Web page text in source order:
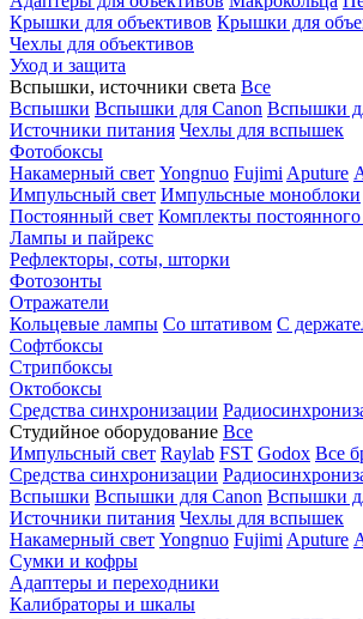
Крышки для объективов Крышки для
Чехлы для объективов
Уход и защита
Вспышки, источники света Все
Вспышки Вспышки для Canon Вспышки
Источники питания Чехлы для вспышек
Фотобоксы
Накамерный свет Yongnuo Fujimi Aputure
Импульсный свет Импульсные моноблоки
Постоянный свет Комплекты постоянного
Лампы и пайрекс
Рефлекторы, соты, шторки
Фотозонты
Отражатели
Кольцевые лампы Со штативом С
Софтбоксы
Стрипбоксы
Октобоксы
Средства синхронизации
Студийное оборудование Все
Импульсный свет Raylab FST Godox Все
Средства синхронизации
Вспышки Вспышки для Canon Вспышки
Источники питания Чехлы для вспышек
Накамерный свет Yongnuo Fujimi Aputure
Сумки и кофры
Адаптеры и переходники
Калибраторы и шкалы